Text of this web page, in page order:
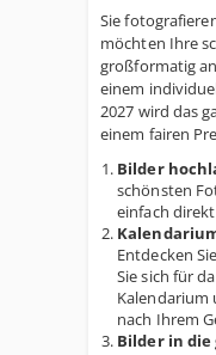
Sie
möchten Ihre
großformatig
einem
2027 wird das
einem fairen
Bilder
schönsten
einfach
Entdecken
Sie sich für
nach Ihrem
Bilder in